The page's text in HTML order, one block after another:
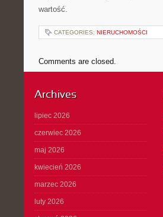
wartość.
CATEGORIES: NIERUCHOMOŚCI
Comments are closed.
Archives
lipiec 2026
czerwiec 2026
maj 2026
kwiecień 2026
marzec 2026
luty 2026